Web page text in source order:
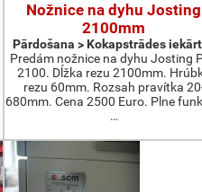
Nožnice na dyhu Josting
2100mm
Pārdošana > Kokapstrādes
Predám nožnice na dyhu Josting
2100. Dĺžka rezu 2100mm.
rezu 60mm. Rozsah pravítka
680mm. Cena 2500 Euro. Plne
…